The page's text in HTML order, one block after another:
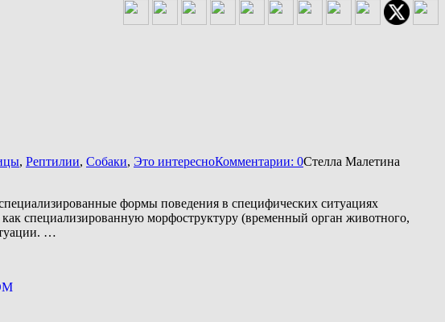
, Рептилии, Собаки, Это интересноКомментарии: 0Стелла Малетина
формы поведения в специфических ситуациях
специализированную морфоструктуру (временный орган животного,
…